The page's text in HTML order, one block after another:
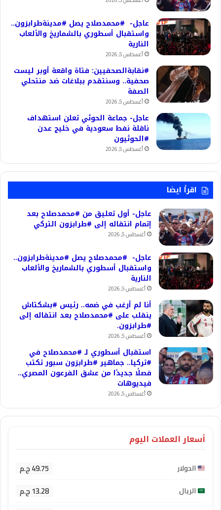
عاجل- #محمدصلاح يصل #مدينةطرابزون..
واستقبال أسطوري بالشماريخ والألعاب
النارية
أغسطس 5, 2026
#نقابةالصحفيين: فتاة واقعة أوبر ليست
صحفية.. وسنتقدم ببلاغات ضد منتحلي
الصفة
أغسطس 5, 2026
عاجل- جماعة الحوثي تعلن استهداف
ناقلة نفط سعودية في خليج عدن
#الحوثيون
أغسطس 5, 2026
اقرأ ايضا
عاجل- أول تعليق من #محمدصلاح بعد
إتمام انتقاله إلى #طرابزون التركي
أغسطس 5, 2026
عاجل- #محمدصلاح يصل #مدينةطرابزون..
واستقبال أسطوري بالشماريخ والألعاب
النارية
أغسطس 5, 2026
أنا لم أرغب في ضمه.. رئيس #بشكتاش
ينقلب على #محمدصلاح بعد انتقاله إلى
#طرابزون.
أغسطس 5, 2026
استقبال أسطوري لـ #محمدصلاح في
#تركيا.. جماهير #طرابزون سبور تكتب
فصلًا جديدًا من عشق الفرعون المصري..
فيديوهات
أغسطس 5, 2026
أسعار العملات اليوم
الدولار 49.75 ج.م
الريال 13.28 ج.م